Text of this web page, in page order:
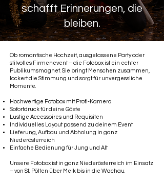
schafft Erinnerungen, die
bleiben.
Ob romantische Hochzeit, ausgelassene Party oder
stilvolles Firmenevent – die Fotobox ist ein echter
Publikumsmagnet. Sie bringt Menschen zusammen,
lockert die Stimmung und sorgt für unvergessliche
Momente.
Hochwertige Fotobox mit Profi-Kamera
Sofortdruck für deine Gäste
Lustige Accessoires und Requisiten
Individuelles Layout passend zu deinem Event
Lieferung, Aufbau und Abholung in ganz
Niederösterreich
Einfache Bedienung für Jung und Alt
Unsere Fotobox ist in ganz Niederösterreich im Einsatz
– von St. Pölten über Melk bis in die Wachau.